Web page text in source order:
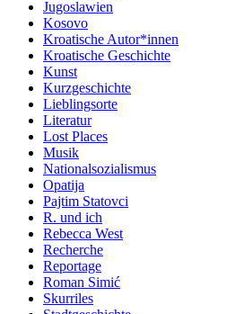
Jugoslawien
Kosovo
Kroatische Autor*innen
Kroatische Geschichte
Kunst
Kurzgeschichte
Lieblingsorte
Literatur
Lost Places
Musik
Nationalsozialismus
Opatija
Pajtim Statovci
R. und ich
Rebecca West
Recherche
Reportage
Roman Simić
Skurriles